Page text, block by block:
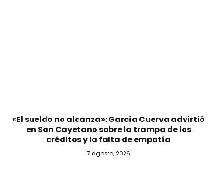
«El sueldo no alcanza»: García Cuerva advirtió
en San Cayetano sobre la trampa de los
créditos y la falta de empatía
7 agosto, 2026